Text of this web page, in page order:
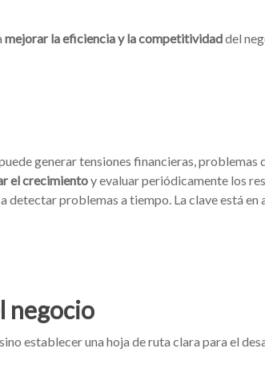
mejorar la eficiencia y la competitividaddel
generar tensiones financieras, problemas
el crecimientoy evaluar periódicamente los
problemas a tiempo. La clave está en
negocio
establecer una hoja de ruta clara para el